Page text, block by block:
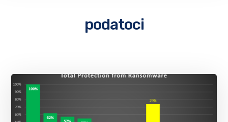
podatoci